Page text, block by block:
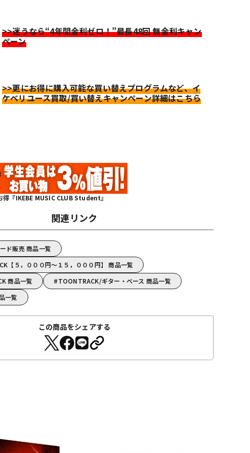
>>迷うなら“4年間金利ゼロ！”最長48回 無金利キャン
ペーン
>>更にお得に購入可能な買い替えプログラムなど、イ
ケベリユース買取/買い替えキャンペーン詳細はこちら
得『IKEBE MUSIC CLUB Student』
関連リンク
ド販売 商品一覧
【５，０００円～１５，０００円】 商品一覧
商品一覧
TOONTRACK/ギター・ベース 商品一覧
一覧
この商品をシェアする